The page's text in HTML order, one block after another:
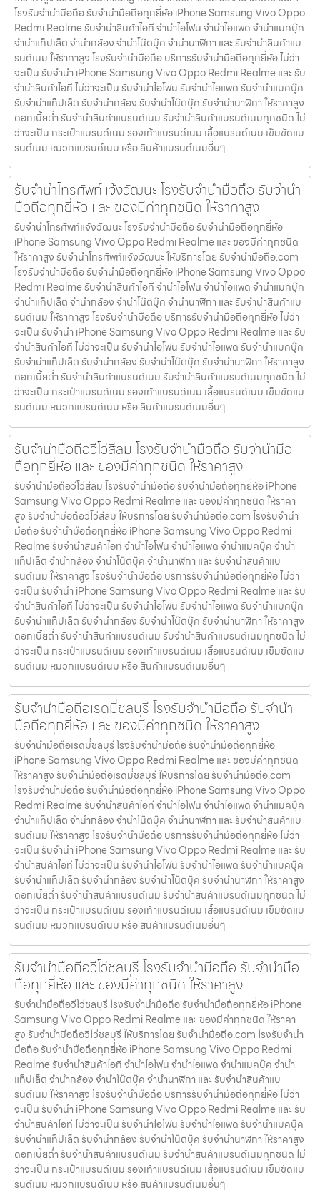
โรงรับจำนำมือถือ รับจำนำมือถือทุกยี่ห้อ iPhone Samsung Vivo Oppo
Redmi Realme รับจำนำสินค้าไอที จำนำไอโฟน จำนำไอแพด จำนำแมคบุ๊ค
จำนำแท็ปเล็ต จำนำกล้อง จำนำโน๊ตบุ๊ค จำนำนาฬิกา และ รับจำนำสินค้าแบ
รนด์เนม ให้ราคาสูง โรงรับจำนำมือถือ บริการรับจำนำมือถือทุกยี่ห้อ ไม่ว่า
จะเป็น รับจำนำ iPhone Samsung Vivo Oppo Redmi Realme และ รับ
จำนำสินค้าไอที ไม่ว่าจะเป็น รับจำนำไอโฟน รับจำนำไอแพด รับจำนำแมคบุ๊ค
รับจำนำแท็ปเล็ต รับจำนำกล้อง รับจำนำโน๊ตบุ๊ค รับจำนำนาฬิกา ให้ราคาสูง
ดอกเบี้ยต่ำ รับจำนำสินค้าแบรนด์เนม รับจำนำสินค้าแบรนด์เนมทุกชนิด ไม่
ว่าจะเป็น กระเป๋าแบรนด์เนม รองเท้าแบรนด์เนม เสื้อแบรนด์เนม เข็มขัดแบ
รนด์เนม หมวกแบรนด์เนม หรือ สินค้าแบรนด์เนมอื่นๆ
รับจำนำโทรศัพท์แจ้งวัฒนะ โรงรับจำนำมือถือ รับจำนำ
มือถือทุกยี่ห้อ และ ของมีค่าทุกชนิด ให้ราคาสูง
รับจำนำโทรศัพท์แจ้งวัฒนะ โรงรับจำนำมือถือ รับจำนำมือถือทุกยี่ห้อ
iPhone Samsung Vivo Oppo Redmi Realme และ ของมีค่าทุกชนิด
ให้ราคาสูง รับจำนำโทรศัพท์แจ้งวัฒนะ ให้บริการโดย รับจํานํามือถือ.com
โรงรับจำนำมือถือ รับจำนำมือถือทุกยี่ห้อ iPhone Samsung Vivo Oppo
Redmi Realme รับจำนำสินค้าไอที จำนำไอโฟน จำนำไอแพด จำนำแมคบุ๊ค
จำนำแท็ปเล็ต จำนำกล้อง จำนำโน๊ตบุ๊ค จำนำนาฬิกา และ รับจำนำสินค้าแบ
รนด์เนม ให้ราคาสูง โรงรับจำนำมือถือ บริการรับจำนำมือถือทุกยี่ห้อ ไม่ว่า
จะเป็น รับจำนำ iPhone Samsung Vivo Oppo Redmi Realme และ รับ
จำนำสินค้าไอที ไม่ว่าจะเป็น รับจำนำไอโฟน รับจำนำไอแพด รับจำนำแมคบุ๊ค
รับจำนำแท็ปเล็ต รับจำนำกล้อง รับจำนำโน๊ตบุ๊ค รับจำนำนาฬิกา ให้ราคาสูง
ดอกเบี้ยต่ำ รับจำนำสินค้าแบรนด์เนม รับจำนำสินค้าแบรนด์เนมทุกชนิด ไม่
ว่าจะเป็น กระเป๋าแบรนด์เนม รองเท้าแบรนด์เนม เสื้อแบรนด์เนม เข็มขัดแบ
รนด์เนม หมวกแบรนด์เนม หรือ สินค้าแบรนด์เนมอื่นๆ
รับจำนำมือถือวีโว่สีลม โรงรับจำนำมือถือ รับจำนำมือ
ถือทุกยี่ห้อ และ ของมีค่าทุกชนิด ให้ราคาสูง
รับจำนำมือถือวีโว่สีลม โรงรับจำนำมือถือ รับจำนำมือถือทุกยี่ห้อ iPhone
Samsung Vivo Oppo Redmi Realme และ ของมีค่าทุกชนิด ให้ราคา
สูง รับจำนำมือถือวีโว่สีลม ให้บริการโดย รับจํานํามือถือ.com โรงรับจำนำ
มือถือ รับจำนำมือถือทุกยี่ห้อ iPhone Samsung Vivo Oppo Redmi
Realme รับจำนำสินค้าไอที จำนำไอโฟน จำนำไอแพด จำนำแมคบุ๊ค จำนำ
แท็ปเล็ต จำนำกล้อง จำนำโน๊ตบุ๊ค จำนำนาฬิกา และ รับจำนำสินค้าแบ
รนด์เนม ให้ราคาสูง โรงรับจำนำมือถือ บริการรับจำนำมือถือทุกยี่ห้อ ไม่ว่า
จะเป็น รับจำนำ iPhone Samsung Vivo Oppo Redmi Realme และ รับ
จำนำสินค้าไอที ไม่ว่าจะเป็น รับจำนำไอโฟน รับจำนำไอแพด รับจำนำแมคบุ๊ค
รับจำนำแท็ปเล็ต รับจำนำกล้อง รับจำนำโน๊ตบุ๊ค รับจำนำนาฬิกา ให้ราคาสูง
ดอกเบี้ยต่ำ รับจำนำสินค้าแบรนด์เนม รับจำนำสินค้าแบรนด์เนมทุกชนิด ไม่
ว่าจะเป็น กระเป๋าแบรนด์เนม รองเท้าแบรนด์เนม เสื้อแบรนด์เนม เข็มขัดแบ
รนด์เนม หมวกแบรนด์เนม หรือ สินค้าแบรนด์เนมอื่นๆ
รับจำนำมือถือเรดมี่ชลบุรี โรงรับจำนำมือถือ รับจำนำ
มือถือทุกยี่ห้อ และ ของมีค่าทุกชนิด ให้ราคาสูง
รับจำนำมือถือเรดมี่ชลบุรี โรงรับจำนำมือถือ รับจำนำมือถือทุกยี่ห้อ
iPhone Samsung Vivo Oppo Redmi Realme และ ของมีค่าทุกชนิด
ให้ราคาสูง รับจำนำมือถือเรดมี่ชลบุรี ให้บริการโดย รับจํานํามือถือ.com
โรงรับจำนำมือถือ รับจำนำมือถือทุกยี่ห้อ iPhone Samsung Vivo Oppo
Redmi Realme รับจำนำสินค้าไอที จำนำไอโฟน จำนำไอแพด จำนำแมคบุ๊ค
จำนำแท็ปเล็ต จำนำกล้อง จำนำโน๊ตบุ๊ค จำนำนาฬิกา และ รับจำนำสินค้าแบ
รนด์เนม ให้ราคาสูง โรงรับจำนำมือถือ บริการรับจำนำมือถือทุกยี่ห้อ ไม่ว่า
จะเป็น รับจำนำ iPhone Samsung Vivo Oppo Redmi Realme และ รับ
จำนำสินค้าไอที ไม่ว่าจะเป็น รับจำนำไอโฟน รับจำนำไอแพด รับจำนำแมคบุ๊ค
รับจำนำแท็ปเล็ต รับจำนำกล้อง รับจำนำโน๊ตบุ๊ค รับจำนำนาฬิกา ให้ราคาสูง
ดอกเบี้ยต่ำ รับจำนำสินค้าแบรนด์เนม รับจำนำสินค้าแบรนด์เนมทุกชนิด ไม่
ว่าจะเป็น กระเป๋าแบรนด์เนม รองเท้าแบรนด์เนม เสื้อแบรนด์เนม เข็มขัดแบ
รนด์เนม หมวกแบรนด์เนม หรือ สินค้าแบรนด์เนมอื่นๆ
รับจำนำมือถือวีโว่ชลบุรี โรงรับจำนำมือถือ รับจำนำมือ
ถือทุกยี่ห้อ และ ของมีค่าทุกชนิด ให้ราคาสูง
รับจำนำมือถือวีโว่ชลบุรี โรงรับจำนำมือถือ รับจำนำมือถือทุกยี่ห้อ iPhone
Samsung Vivo Oppo Redmi Realme และ ของมีค่าทุกชนิด ให้ราคา
สูง รับจำนำมือถือวีโว่ชลบุรี ให้บริการโดย รับจํานํามือถือ.com โรงรับจำนำ
มือถือ รับจำนำมือถือทุกยี่ห้อ iPhone Samsung Vivo Oppo Redmi
Realme รับจำนำสินค้าไอที จำนำไอโฟน จำนำไอแพด จำนำแมคบุ๊ค จำนำ
แท็ปเล็ต จำนำกล้อง จำนำโน๊ตบุ๊ค จำนำนาฬิกา และ รับจำนำสินค้าแบ
รนด์เนม ให้ราคาสูง โรงรับจำนำมือถือ บริการรับจำนำมือถือทุกยี่ห้อ ไม่ว่า
จะเป็น รับจำนำ iPhone Samsung Vivo Oppo Redmi Realme และ รับ
จำนำสินค้าไอที ไม่ว่าจะเป็น รับจำนำไอโฟน รับจำนำไอแพด รับจำนำแมคบุ๊ค
รับจำนำแท็ปเล็ต รับจำนำกล้อง รับจำนำโน๊ตบุ๊ค รับจำนำนาฬิกา ให้ราคาสูง
ดอกเบี้ยต่ำ รับจำนำสินค้าแบรนด์เนม รับจำนำสินค้าแบรนด์เนมทุกชนิด ไม่
ว่าจะเป็น กระเป๋าแบรนด์เนม รองเท้าแบรนด์เนม เสื้อแบรนด์เนม เข็มขัดแบ
รนด์เนม หมวกแบรนด์เนม หรือ สินค้าแบรนด์เนมอื่นๆ